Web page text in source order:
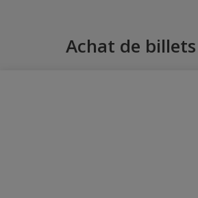
Achat de billets